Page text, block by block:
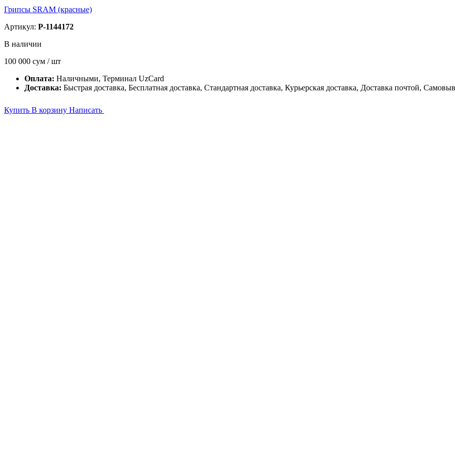
Грипсы SRAM (красные)
Артикул: P-1144172
В наличии
100 000 сум / шт
Оплата: Наличными, Терминал UzCard
Доставка: Быстрая доставка, Бесплатная доставка, Стандартная доставка, Курьерская доставка, Доставка почтой,
Купить В корзину Написать